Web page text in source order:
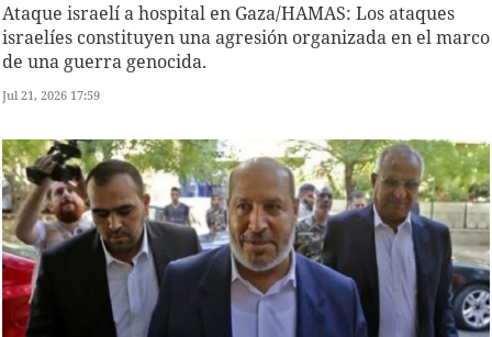
Ataque israelí a hospital en Gaza/HAMAS: Los ataques
israelíes constituyen una agresión organizada en el marco
de una guerra genocida.
Jul 21, 2026 17:59